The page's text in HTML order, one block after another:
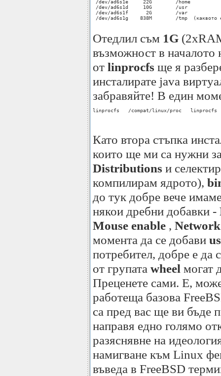
/dev/ad6s1e     22G        /home
/dev/ad6s1d     10G        /usr
/dev/ad6s1f      2G        /var
/dev/ad6s1g    838M        /tmp  (каквото е
Отедлил съм 1G
възможност в
от linprocfs ще я
инсталирате java
забравяйте! В един
linprocfs   /compat/linux/proc
Като втора стъпка
които ще ми са нужни
Distributions и
компилирам ядрото),
до тук добре вече
някои дребни добавки -
Mouse enable ,
момента да се добави
потребител, добре е да
от групата wheel могат
Преценете сами. Е,
работеща базова
са пред вас ще ви бъде
направя едно голямо
разяснявне на
намигване към Linux
въведа в FreeBSD